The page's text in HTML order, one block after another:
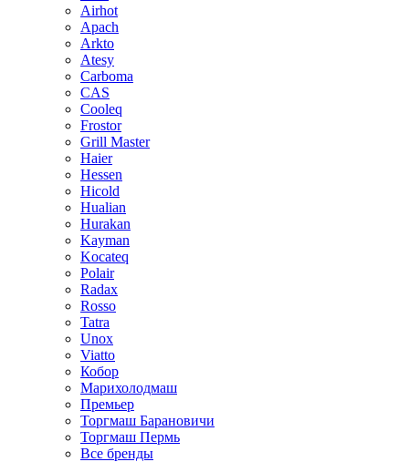
Airhot
Apach
Arkto
Atesy
Carboma
CAS
Cooleq
Frostor
Grill Master
Haier
Hessen
Hicold
Hualian
Hurakan
Kayman
Kocateq
Polair
Radax
Rosso
Tatra
Unox
Viatto
Кобор
Марихолодмаш
Премьер
Торгмаш Барановичи
Торгмаш Пермь
Все бренды